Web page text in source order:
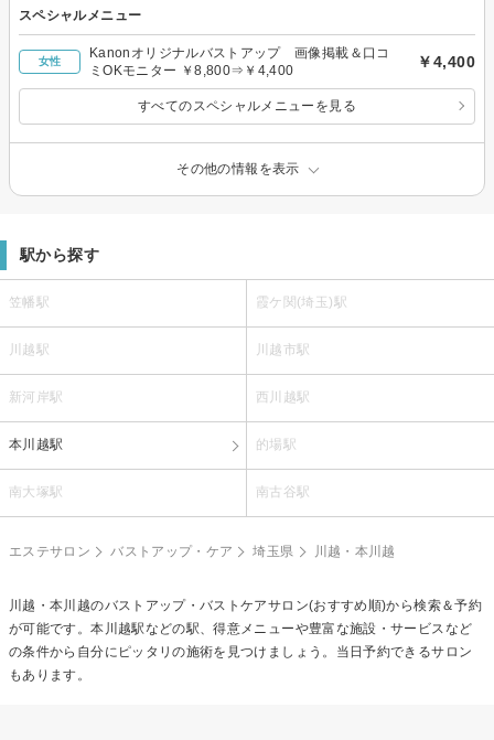
スペシャルメニュー
女性
Kanonオリジナルバストアップ 画像掲載＆口コ
ミOKモニター ￥8,800⇒￥4,400
￥4,400
すべてのスペシャルメニューを見る
その他の情報を表示
駅から探す
笠幡駅 霞ケ関(埼玉)駅
川越駅 川越市駅
新河岸駅 西川越駅
本川越駅 的場駅
南大塚駅 南古谷駅
エステサロン バストアップ・ケア 埼玉県 川越・本川越
川越・本川越のバストアップ・バストケアサロン(おすすめ順)から検索＆予約
が可能です。本川越駅などの駅、得意メニューや豊富な施設・サービスなど
の条件から自分にピッタリの施術を見つけましょう。当日予約できるサロン
もあります。